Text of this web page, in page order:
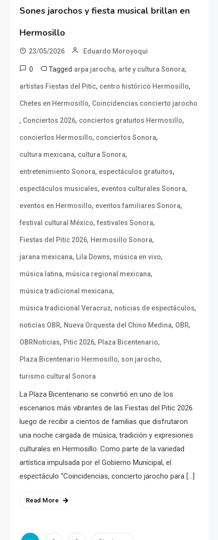
Sones jarochos y fiesta musical brillan en
Hermosillo
23/05/2026 Eduardo Moroyoqui
0 Tagged arpa jarocha, arte y cultura Sonora,
artistas Fiestas del Pitic, centro histórico Hermosillo,
Chetes en Hermosillo, Coincidencias concierto jarocho
, Conciertos 2026, conciertos gratuitos Hermosillo,
conciertos Hermosillo, conciertos Sonora,
cultura mexicana, cultura Sonora,
entretenimiento Sonora, espectáculos gratuitos,
espectáculos musicales, eventos culturales Sonora,
eventos en Hermosillo, eventos familiares Sonora,
festival cultural México, festivales Sonora,
Fiestas del Pitic 2026, Hermosillo Sonora,
jarana mexicana, Lila Downs, música en vivo,
música latina, música regional mexicana,
música tradicional mexicana,
música tradicional Veracruz, noticias de espectáculos,
noticias OBR, Nueva Orquesta del Chino Medina, OBR,
OBRNoticias, Pitic 2026, Plaza Bicentenario,
Plaza Bicentenario Hermosillo, son jarocho,
turismo cultural Sonora
La Plaza Bicentenario se convirtió en uno de los
escenarios más vibrantes de las Fiestas del Pitic 2026
luego de recibir a cientos de familias que disfrutaron
una noche cargada de música, tradición y expresiones
culturales en Hermosillo. Como parte de la variedad
artística impulsada por el Gobierno Municipal, el
espectáculo “Coincidencias, concierto jarocho para […]
Read More